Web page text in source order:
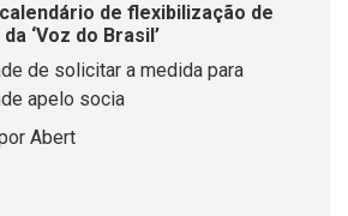
de flexibilização de
‘Voz do Brasil’
de solicitar a medida para
apelo socia
Abert